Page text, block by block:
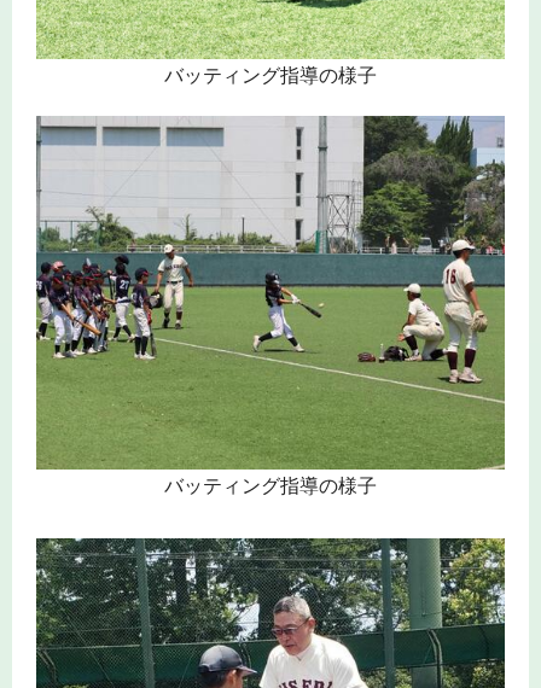
バッティング指導の様子
バッティング指導の様子